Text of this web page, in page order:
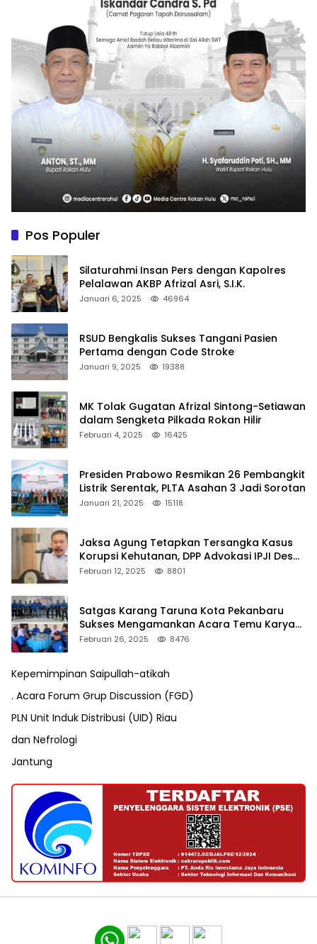
Pos Populer
Silaturahmi Insan Pers dengan Kapolres
Pelalawan AKBP Afrizal Asri, S.I.K.
Januari 6, 2025 46964
RSUD Bengkalis Sukses Tangani Pasien
Pertama dengan Code Stroke
Januari 9, 2025 19388
MK Tolak Gugatan Afrizal Sintong-Setiawan
dalam Sengketa Pilkada Rokan Hilir
Februari 4, 2025 16425
Presiden Prabowo Resmikan 26 Pembangkit
Listrik Serentak, PLTA Asahan 3 Jadi Sorotan
Januari 21, 2025 15118
Jaksa Agung Tetapkan Tersangka Kasus
Korupsi Kehutanan, DPP Advokasi IPJI Desak
Pengusutan Pajak RAPP
Februari 12, 2025 8801
Satgas Karang Taruna Kota Pekanbaru
Sukses Mengamankan Acara Temu Karya
VII Karang Taruna Pekanbaru
Februari 26, 2025 8476
Kepemimpinan Saipullah-atikah
. Acara Forum Grup Discussion (FGD)
PLN Unit Induk Distribusi (UID) Riau
dan Nefrologi
Jantung